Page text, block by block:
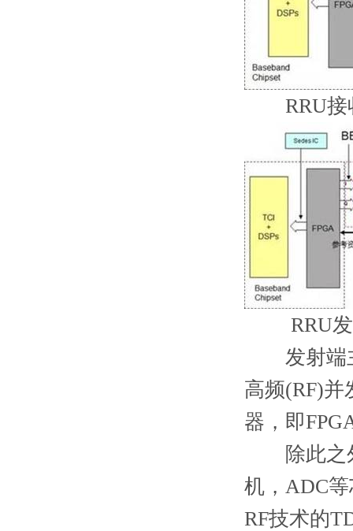
RRU接
RRU发
发射端主
高频(RF)
器，即
除此之外
机，ADC
RF技术的